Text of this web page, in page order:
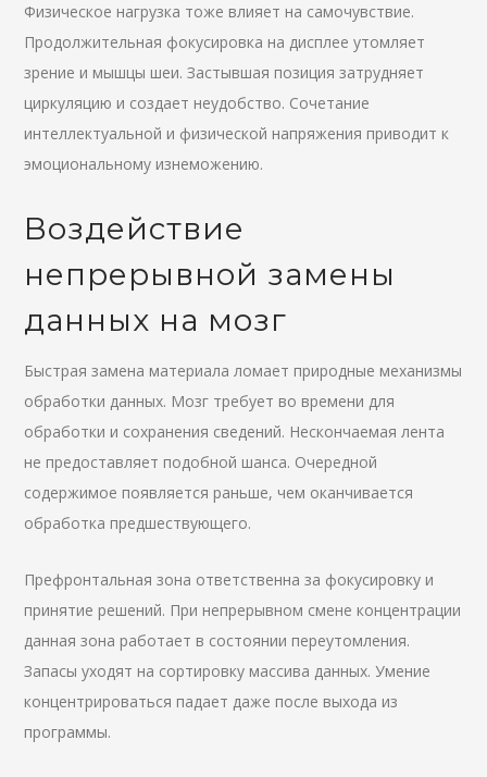
Физическое нагрузка тоже влияет на самочувствие.
Продолжительная фокусировка на дисплее утомляет
зрение и мышцы шеи. Застывшая позиция затрудняет
циркуляцию и создает неудобство. Сочетание
интеллектуальной и физической напряжения приводит к
эмоциональному изнеможению.
Воздействие
непрерывной замены
данных на мозг
Быстрая замена материала ломает природные механизмы
обработки данных. Мозг требует во времени для
обработки и сохранения сведений. Нескончаемая лента
не предоставляет подобной шанса. Очередной
содержимое появляется раньше, чем оканчивается
обработка предшествующего.
Префронтальная зона ответственна за фокусировку и
принятие решений. При непрерывном смене концентрации
данная зона работает в состоянии переутомления.
Запасы уходят на сортировку массива данных. Умение
концентрироваться падает даже после выхода из
программы.